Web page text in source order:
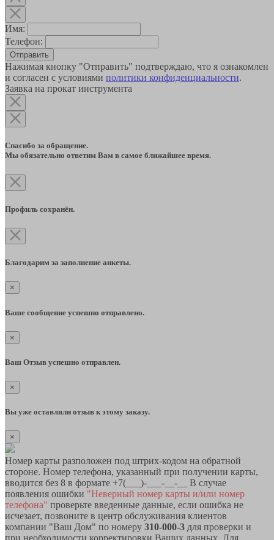
Имя:
Телефон:
Отправить
Нажимая кнопку "Отправить" подтверждаю, что я ознакомлен
и согласен с условиями политики конфиденциальности.
Заявка на прокат инструмента
Спасибо за обращение.
Мы обязательно ответим Вам в самое ближайшее время.
Профиль сохранён.
Благодарим за заполнение анкеты.
×
Ваше сообщение успешно отправлено.
×
Ваш Отзыв успешно отправлен.
×
Вы уже оставляли отзыв к этому заказу.
×
Номер карты разположен под штрих-кодом на обратной
стороне. Номер телефона, указанный при получении карты,
вводится без 8 в формате +7(___)-___-__-__ В случае
появления ошибки "Неверный номер карты и/или номер
телефона" проверьте введенные данные, если ошибка не
исчезает, позвоните в центр обслуживания клиентов
компании "Ваш Дом" по номеру 310-000-3 для проверки и